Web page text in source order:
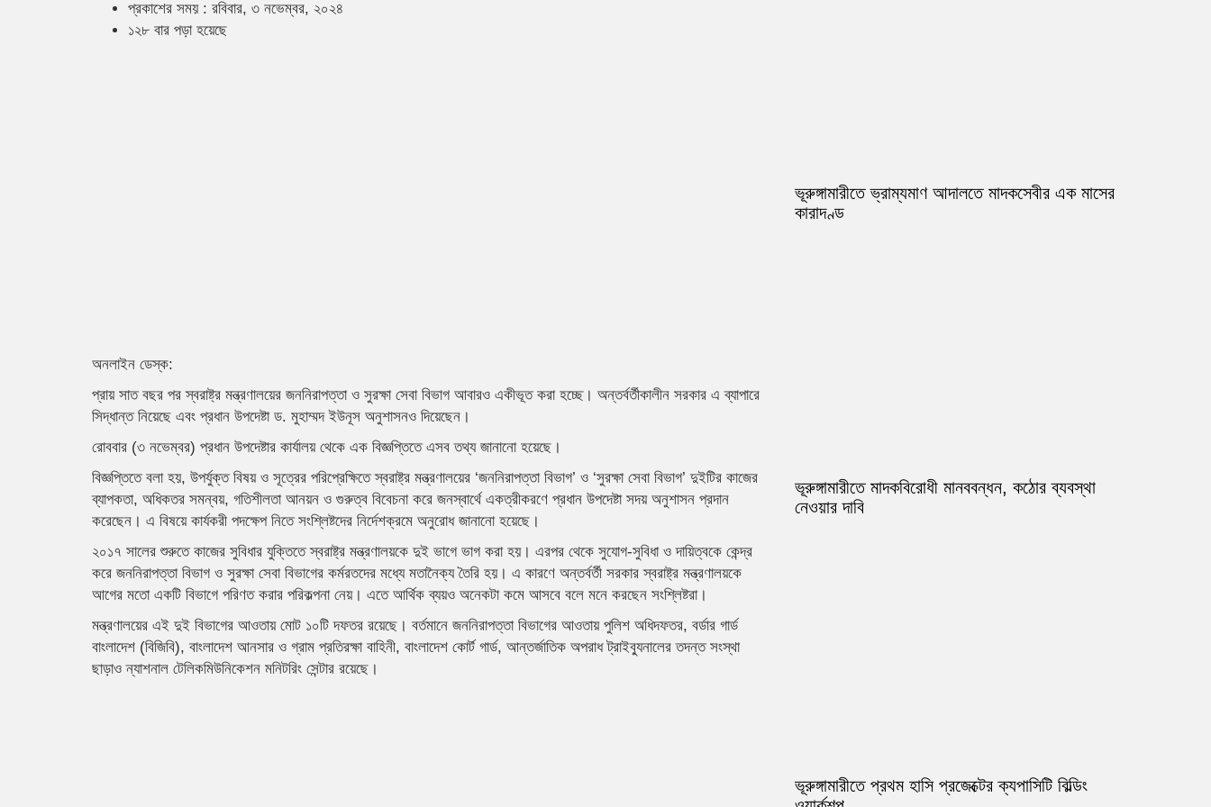
প্রকাশের সময় : রবিবার, ৩ নভেম্বর, ২০২৪
১২৮ বার পড়া হয়েছে
অনলাইন ডেস্ক:
প্রায় সাত বছর পর স্বরাষ্ট্র মন্ত্রণালয়ের জননিরাপত্তা ও সুরক্ষা সেবা বিভাগ আবারও একীভূত করা হচ্ছে। অন্তর্বর্তীকালীন সরকার এ ব্যাপারে
সিদ্ধান্ত নিয়েছে এবং প্রধান উপদেষ্টা ড. মুহাম্মদ ইউনূস অনুশাসনও দিয়েছেন।
রোববার (৩ নভেম্বর) প্রধান উপদেষ্টার কার্যালয় থেকে এক বিজ্ঞপ্তিতে এসব তথ্য জানানো হয়েছে।
বিজ্ঞপ্তিতে বলা হয়, উপর্যুক্ত বিষয় ও সূত্রের পরিপ্রেক্ষিতে স্বরাষ্ট্র মন্ত্রণালয়ের ‘জননিরাপত্তা বিভাগ’ ও ‘সুরক্ষা সেবা বিভাগ’ দুইটির কাজের
ব্যাপকতা, অধিকতর সমন্বয়, গতিশীলতা আনয়ন ও গুরুত্ব বিবেচনা করে জনস্বার্থে একত্রীকরণে প্রধান উপদেষ্টা সদয় অনুশাসন প্রদান
করেছেন। এ বিষয়ে কার্যকরী পদক্ষেপ নিতে সংশ্লিষ্টদের নির্দেশক্রমে অনুরোধ জানানো হয়েছে।
২০১৭ সালের শুরুতে কাজের সুবিধার যুক্তিতে স্বরাষ্ট্র মন্ত্রণালয়কে দুই ভাগে ভাগ করা হয়। এরপর থেকে সুযোগ-সুবিধা ও দায়িত্বকে কেন্দ্র
করে জননিরাপত্তা বিভাগ ও সুরক্ষা সেবা বিভাগের কর্মরতদের মধ্যে মতানৈক্য তৈরি হয়। এ কারণে অন্তর্বর্তী সরকার স্বরাষ্ট্র মন্ত্রণালয়কে
আগের মতো একটি বিভাগে পরিণত করার পরিকল্পনা নেয়। এতে আর্থিক ব্যয়ও অনেকটা কমে আসবে বলে মনে করছেন সংশ্লিষ্টরা।
মন্ত্রণালয়ের এই দুই বিভাগের আওতায় মোট ১০টি দফতর রয়েছে। বর্তমানে জননিরাপত্তা বিভাগের আওতায় পুলিশ অধিদফতর, বর্ডার গার্ড
বাংলাদেশ (বিজিবি), বাংলাদেশ আনসার ও গ্রাম প্রতিরক্ষা বাহিনী, বাংলাদেশ কোর্ট গার্ড, আন্তর্জাতিক অপরাধ ট্রাইব্যুনালের তদন্ত সংস্থা
ছাড়াও ন্যাশনাল টেলিকমিউনিকেশন মনিটরিং সেন্টার রয়েছে।
ভূরুঙ্গামারীতে ভ্রাম্যমাণ আদালতে মাদকসেবীর এক মাসের
কারাদণ্ড
ভূরুঙ্গামারীতে মাদকবিরোধী মানববন্ধন, কঠোর ব্যবস্থা
নেওয়ার দাবি
ভূরুঙ্গামারীতে প্রথম হাসি প্রজেক্টের ক্যপাসিটি বিল্ডিং